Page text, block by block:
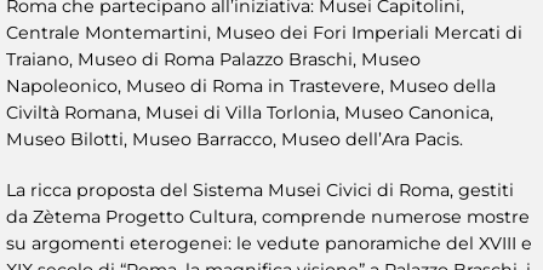
Roma che partecipano all’iniziativa: Musei Capitolini,
Centrale Montemartini, Museo dei Fori Imperiali Mercati di
Traiano, Museo di Roma Palazzo Braschi, Museo
Napoleonico, Museo di Roma in Trastevere, Museo della
Civiltà Romana, Musei di Villa Torlonia, Museo Canonica,
Museo Bilotti, Museo Barracco, Museo dell’Ara Pacis.
La ricca proposta del Sistema Musei Civici di Roma, gestiti
da Zètema Progetto Cultura, comprende numerose mostre
su argomenti eterogenei: le vedute panoramiche del XVIII e